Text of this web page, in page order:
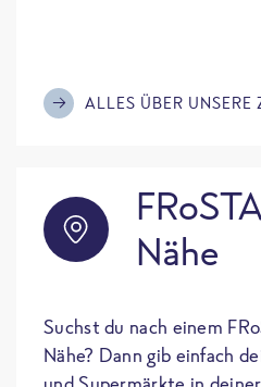
ALLES ÜBER UNSERE
Nähe
Suchst du nach einem
Nähe? Dann gib einfach